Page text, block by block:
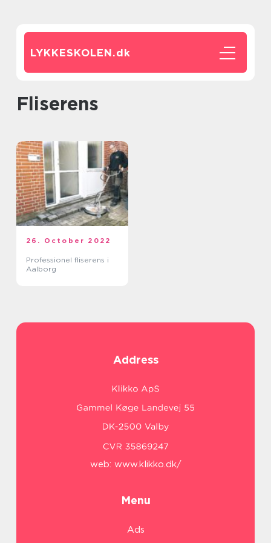
LYKKESKOLEN.dk
fliserens
26. October 2022
Professionel fliserens i
Aalborg
Address
web: www.klikko.dk/
Menu
Ads